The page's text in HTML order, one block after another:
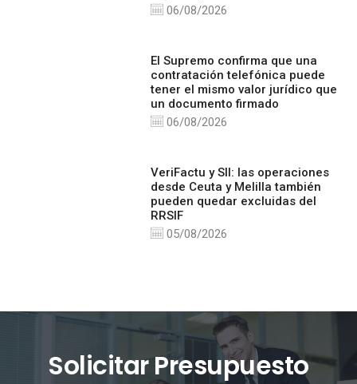
06/08/2026
El Supremo confirma que una
contratación telefónica puede
tener el mismo valor jurídico que
un documento firmado
06/08/2026
VeriFactu y SII: las operaciones
desde Ceuta y Melilla también
pueden quedar excluidas del
RRSIF
05/08/2026
Solicitar Presupuesto